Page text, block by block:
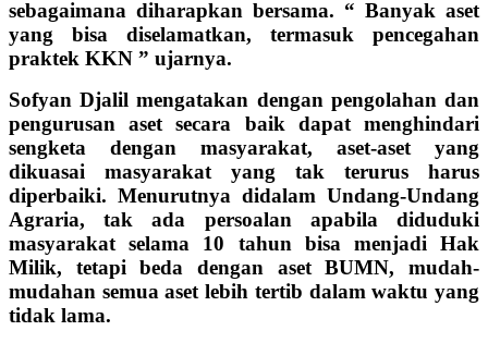
sebagaimana diharapkan bersama. “ Banyak aset
yang bisa diselamatkan, termasuk pencegahan
praktek KKN ” ujarnya.
Sofyan Djalil mengatakan dengan pengolahan dan
pengurusan aset secara baik dapat menghindari
sengketa dengan masyarakat, aset-aset yang
dikuasai masyarakat yang tak terurus harus
diperbaiki. Menurutnya didalam Undang-Undang
Agraria, tak ada persoalan apabila diduduki
masyarakat selama 10 tahun bisa menjadi Hak
Milik, tetapi beda dengan aset BUMN, mudah-
mudahan semua aset lebih tertib dalam waktu yang
tidak lama.